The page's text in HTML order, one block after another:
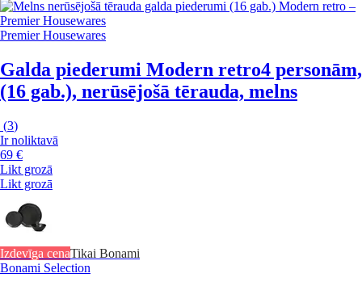
Premier Housewares
Galda piederumi Modern retro4 personām,
(16 gab.), nerūsējošā tērauda, melns
(3)
Ir noliktavā
69 €
Likt grozā
Likt grozā
Izdevīga cenaTikai Bonami
Bonami Selection